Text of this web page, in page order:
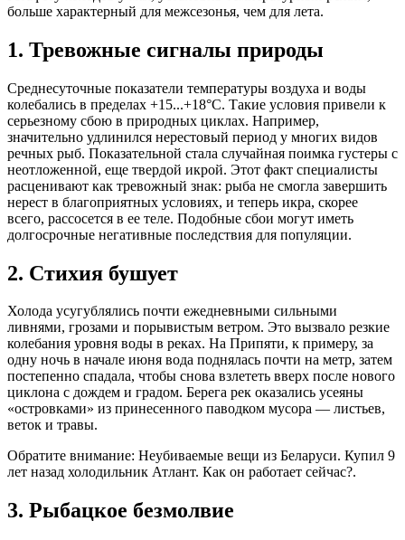
больше характерный для межсезонья, чем для лета.
1. Тревожные сигналы природы
Среднесуточные показатели температуры воздуха и воды
колебались в пределах +15...+18°C. Такие условия привели к
серьезному сбою в природных циклах. Например,
значительно удлинился нерестовый период у многих видов
речных рыб. Показательной стала случайная поимка густеры с
неотложенной, еще твердой икрой. Этот факт специалисты
расценивают как тревожный знак: рыба не смогла завершить
нерест в благоприятных условиях, и теперь икра, скорее
всего, рассосется в ее теле. Подобные сбои могут иметь
долгосрочные негативные последствия для популяции.
2. Стихия бушует
Холода усугублялись почти ежедневными сильными
ливнями, грозами и порывистым ветром. Это вызвало резкие
колебания уровня воды в реках. На Припяти, к примеру, за
одну ночь в начале июня вода поднялась почти на метр, затем
постепенно спадала, чтобы снова взлететь вверх после нового
циклона с дождем и градом. Берега рек оказались усеяны
«островками» из принесенного паводком мусора — листьев,
веток и травы.
Обратите внимание: Неубиваемые вещи из Беларуси. Купил 9
лет назад холодильник Атлант. Как он работает сейчас?.
3. Рыбацкое безмолвие